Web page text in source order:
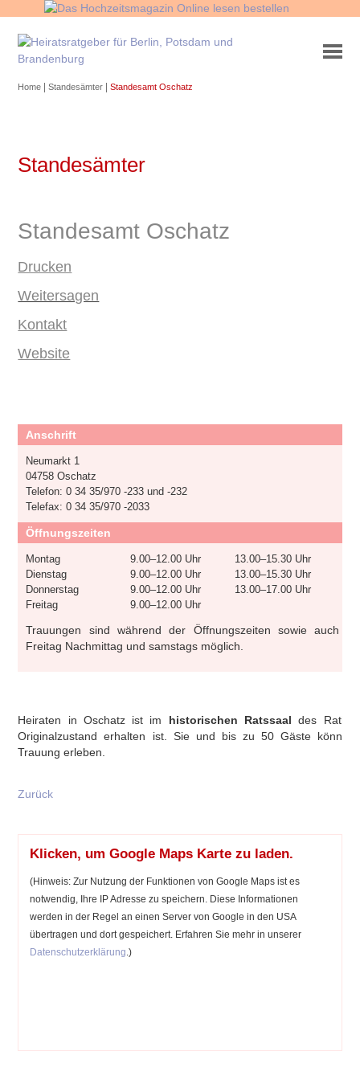
Home |Standesämter |Standesamt Oschatz
Standesämter
Standesamt Oschatz
Drucken
Weitersagen
Kontakt
Website
Anschrift
Neumarkt 1
04758 Oschatz
Telefon: 0 34 35/970 -233 und -232
Telefax: 0 34 35/970 -2033
Öffnungszeiten
Montag 9.00–12.00 Uhr
13.00–15.30 Uhr
Dienstag
9.00–12.00 Uhr
13.00–15.30 Uhr
Donnerstag
9.00–12.00 Uhr
13.00–17.00 Uhr
Freitag
9.00–12.00 Uhr
Trauungen sind während der Öffnungszeiten sowie auch
Freitag Nachmittag und samstags möglich.
Heiraten in Oschatz ist im historischen Ratssaal des
Originalzustand erhalten ist. Sie und bis zu 50 Gäste können
Trauung erleben.
Zurück
Klicken, um Google Maps Karte zu laden.
(Hinweis: Zur Nutzung der Funktionen von Google Maps ist es
notwendig, Ihre IP Adresse zu speichern. Diese Informationen
werden in der Regel an einen Server von Google in den USA
übertragen und dort gespeichert. Erfahren Sie mehr in unserer
Datenschutzerklärung .)